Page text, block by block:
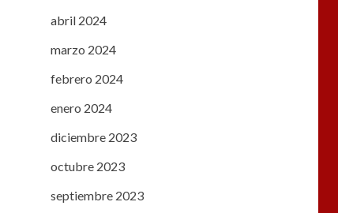
abril 2024
marzo 2024
febrero 2024
enero 2024
diciembre 2023
octubre 2023
septiembre 2023